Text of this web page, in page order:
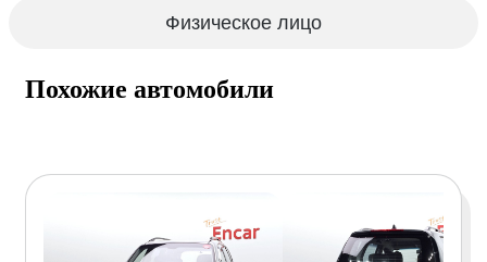
Физическое лицо
Похожие автомобили